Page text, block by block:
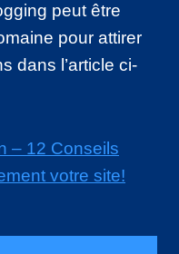
peut être
pour attirer
dans l’article ci-
– 12 Conseils
votre site!